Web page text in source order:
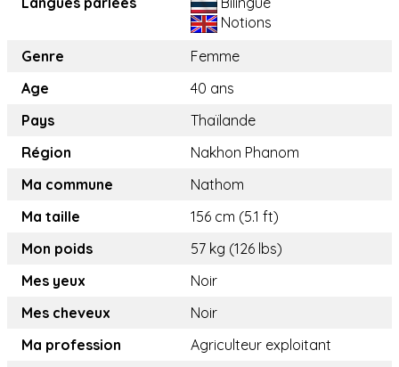
Notions
Genre
Femme
Age
40 ans
Pays
Thaïlande
Région
Nakhon Phanom
Ma commune
Nathom
Ma taille
156 cm (5.1 ft)
Mon poids
57 kg (126 lbs)
Mes yeux
Noir
Mes cheveux
Noir
Ma profession
Agriculteur exploitant